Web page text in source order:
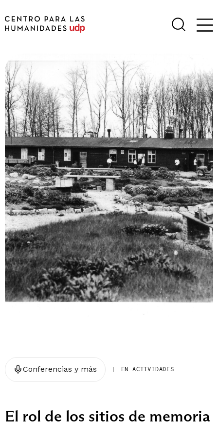
Conferencias y más | EN ACTIVIDADES
El rol de los sitios de memoria